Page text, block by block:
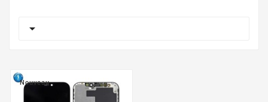

Nouveau